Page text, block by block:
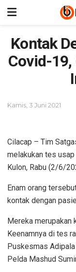
Kontak
Covid-19,
Kamis, 3 Juni 2021
Cilacap – Tim
melakukan tes
Kulon, Rabu (2/6/
Enam orang
kontak dengan
Mereka
Keenamnya di tes
Puskesmas
Pelda Mashud